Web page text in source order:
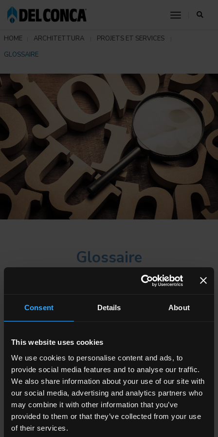
Consent Details About
This website uses cookies
We use cookies to personalise content and ads, to
provide social media features and to analyse our traffic.
We also share information about your use of our site with
our social media, advertising and analytics partners who
may combine it with other information that you’ve
provided to them or that they’ve collected from your use
of their services.
toggle
HOME ARCHITETTURA
PROJETS ET SERVICES
GLOSSAIRE
Glossaire
F
I N T
Montrer tout
Ton
Le ton indique la tonalité de couleur d'un lot précis de production
de carreaux. Il est pratiquement impossible, en production, de
fabriquer des pièces parfaitement identiques sur le plan de la
coloration. Pour cette raison,